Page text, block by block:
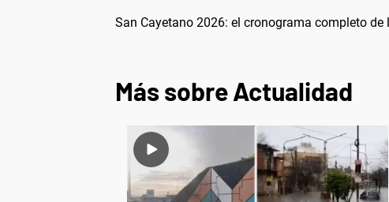
San Cayetano 2026: el cronograma completo
Más sobre Actualidad